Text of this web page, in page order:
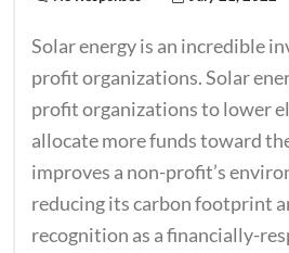
Solar energy is an incredible
profit organizations. Solar
profit organizations to lower
allocate more funds toward
improves a non-profit’s
reducing its carbon footprint
recognition as a financially-